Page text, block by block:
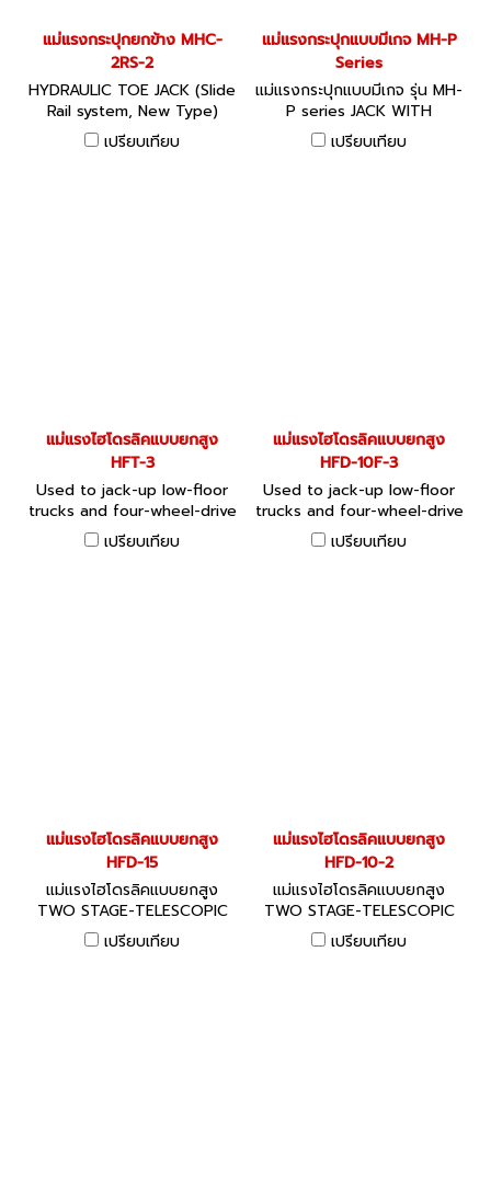
แม่แรงกระปุกยกข้าง MHC-
2RS-2
HYDRAULIC TOE JACK (Slide
Rail system, New Type)
แม่แรงกระปุกยกข้าง ระบบ
Pump Safety Valve
เปรียบเทียบ
แม่แรงกระปุกแบบมีเกจ MH-P
Series
แม่แรงกระปุกแบบมีเกจ รุ่น MH-
P series JACK WITH
PRESSURE GAUGE FIXED
เปรียบเทียบ
แม่แรงไฮโดรลิคแบบยกสูง
HFT-3
Used to jack-up low-floor
trucks and four-wheel-drive
vehicles, etc these jacks
can be used with a high
เปรียบเทียบ
แม่แรงไฮโดรลิคแบบยกสูง
HFD-10F-3
Used to jack-up low-floor
trucks and four-wheel-drive
vehicles, etc these jacks
can be used with a high
เปรียบเทียบ
แม่แรงไฮโดรลิคแบบยกสูง
HFD-15
แม่แรงไฮโดรลิคแบบยกสูง
TWO STAGE-TELESCOPIC
JACK SPECIFICATIONS With
long travel from low
เปรียบเทียบ
แม่แรงไฮโดรลิคแบบยกสูง
HFD-10-2
แม่แรงไฮโดรลิคแบบยกสูง
TWO STAGE-TELESCOPIC
JACK SPECIFICATIONS With
long travel from low
เปรียบเทียบ